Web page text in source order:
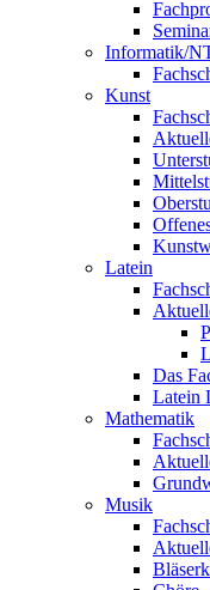
Informatik/
Kunst
Latein
Das
Latein
Mathematik
Musik